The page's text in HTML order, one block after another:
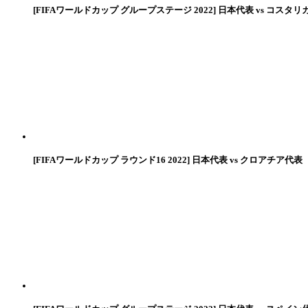
[FIFAワールドカップ グループステージ 2022] 日本代表 vs コスタリ
[FIFAワールドカップ ラウンド16 2022] 日本代表 vs クロアチア代表